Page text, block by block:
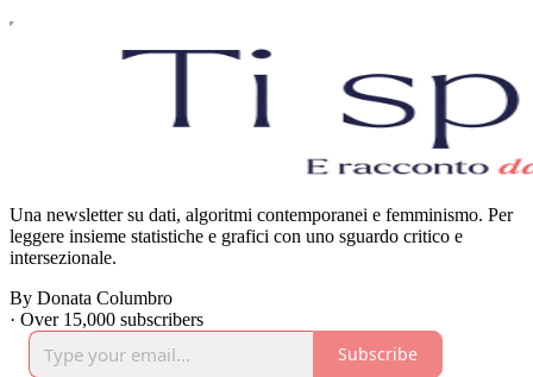
Una newsletter su dati, algoritmi contemporanei e femminismo. Per
leggere insieme statistiche e grafici con uno sguardo critico e
intersezionale.
By Donata Columbro
· Over 15,000 subscribers
Subscribe